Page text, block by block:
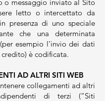
o messaggio inviato al Sito
letto o intercettato da
presenza di uno speciale
che una determinata
esempio l’invio dei dati
è codificata.
AD ALTRI SITI WEB
collegamenti ad altri
di terzi (“Siti